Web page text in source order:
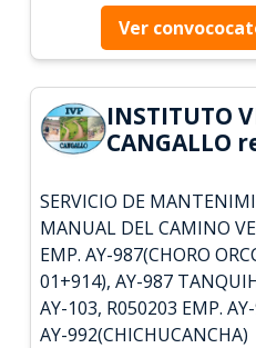
Ver
INSTITUTO
CANGALLO
SERVICIO DE
MANUAL DEL CAMINO
EMP. AY-987(CHORO
01+914), AY-987
AY-103, R050203 EMP.
AY-992(CHICHUCANCHA)